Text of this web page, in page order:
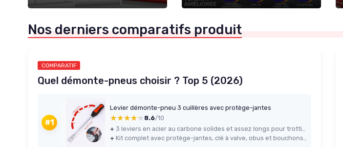
Nos derniers comparatifs produit
COMPARATIF
Quel démonte-pneus choisir ? Top 5 (2026)
#1
Levier démonte-pneu 3 cuillères avec protège-jantes
★★★★★
★★★★★ 8.6/10
+
+